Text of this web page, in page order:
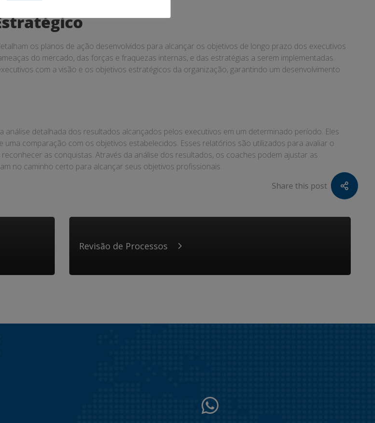
os planos de ação desenvolvidos para alcançar os objetivos de longo prazo dos executivos
do mercado, das forças e fraquezas internas, e das estratégias a serem implementadas.
com a visão e os objetivos estratégicos da organização, garantindo um desenvolvimento
detalhada dos resultados alcançados pelos executivos em um determinado período. Eles
comparação com os objetivos estabelecidos. Esses relatórios são utilizados para avaliar o
as conquistas. Através da análise dos resultados, os coaches podem ajustar as
no caminho certo para alcançar seus objetivos profissionais.
Share this post
Revisão de Processos